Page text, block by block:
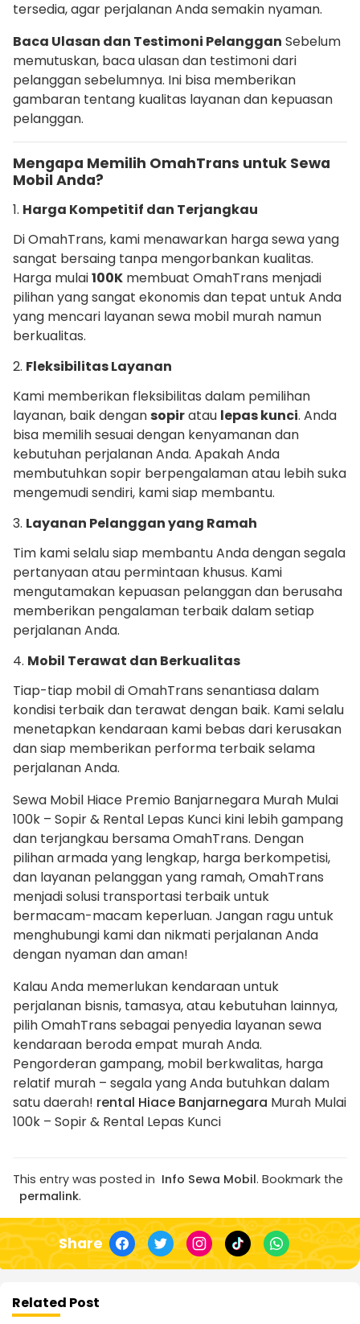
tersedia, agar perjalanan Anda semakin nyaman.
Baca Ulasan dan Testimoni Pelanggan Sebelum
memutuskan, baca ulasan dan testimoni dari
pelanggan sebelumnya. Ini bisa memberikan
gambaran tentang kualitas layanan dan kepuasan
pelanggan.
Mengapa Memilih OmahTrans untuk Sewa
Mobil Anda?
1. Harga Kompetitif dan Terjangkau
Di OmahTrans, kami menawarkan harga sewa yang
sangat bersaing tanpa mengorbankan kualitas.
Harga mulai100K membuat OmahTrans menjadi
pilihan yang sangat ekonomis dan tepat untuk Anda
yang mencari layanan sewa mobil murah namun
berkualitas.
2. Fleksibilitas Layanan
Kami memberikan fleksibilitas dalam pemilihan
layanan, baik dengansopiratau lepas kunci. Anda
bisa memilih sesuai dengan kenyamanan dan
kebutuhan perjalanan Anda. Apakah Anda
membutuhkan sopir berpengalaman atau lebih suka
mengemudi sendiri, kami siap membantu.
3. Layanan Pelanggan yang Ramah
Tim kami selalu siap membantu Anda dengan segala
pertanyaan atau permintaan khusus. Kami
mengutamakan kepuasan pelanggan dan berusaha
memberikan pengalaman terbaik dalam setiap
perjalanan Anda.
4. Mobil Terawat dan Berkualitas
Tiap-tiap mobil di OmahTrans senantiasa dalam
kondisi terbaik dan terawat dengan baik. Kami selalu
menetapkan kendaraan kami bebas dari kerusakan
dan siap memberikan performa terbaik selama
perjalanan Anda.
Sewa Mobil Hiace Premio Banjarnegara Murah Mulai
100k – Sopir & Rental Lepas Kunci kini lebih gampang
dan terjangkau bersama OmahTrans. Dengan
pilihan armada yang lengkap, harga berkompetisi,
dan layanan pelanggan yang ramah, OmahTrans
menjadi solusi transportasi terbaik untuk
bermacam-macam keperluan. Jangan ragu untuk
menghubungi kami dan nikmati perjalanan Anda
dengan nyaman dan aman!
Kalau Anda memerlukan kendaraan untuk
perjalanan bisnis, tamasya, atau kebutuhan lainnya,
pilih OmahTrans sebagai penyedia layanan sewa
kendaraan beroda empat murah Anda.
Pengorderan gampang, mobil berkwalitas, harga
relatif murah – segala yang Anda butuhkan dalam
satu daerah! rental Hiace Banjarnegara Murah Mulai
100k – Sopir & Rental Lepas Kunci
This entry was posted in Info Sewa Mobil. Bookmark the
permalink.
Share
Related Post